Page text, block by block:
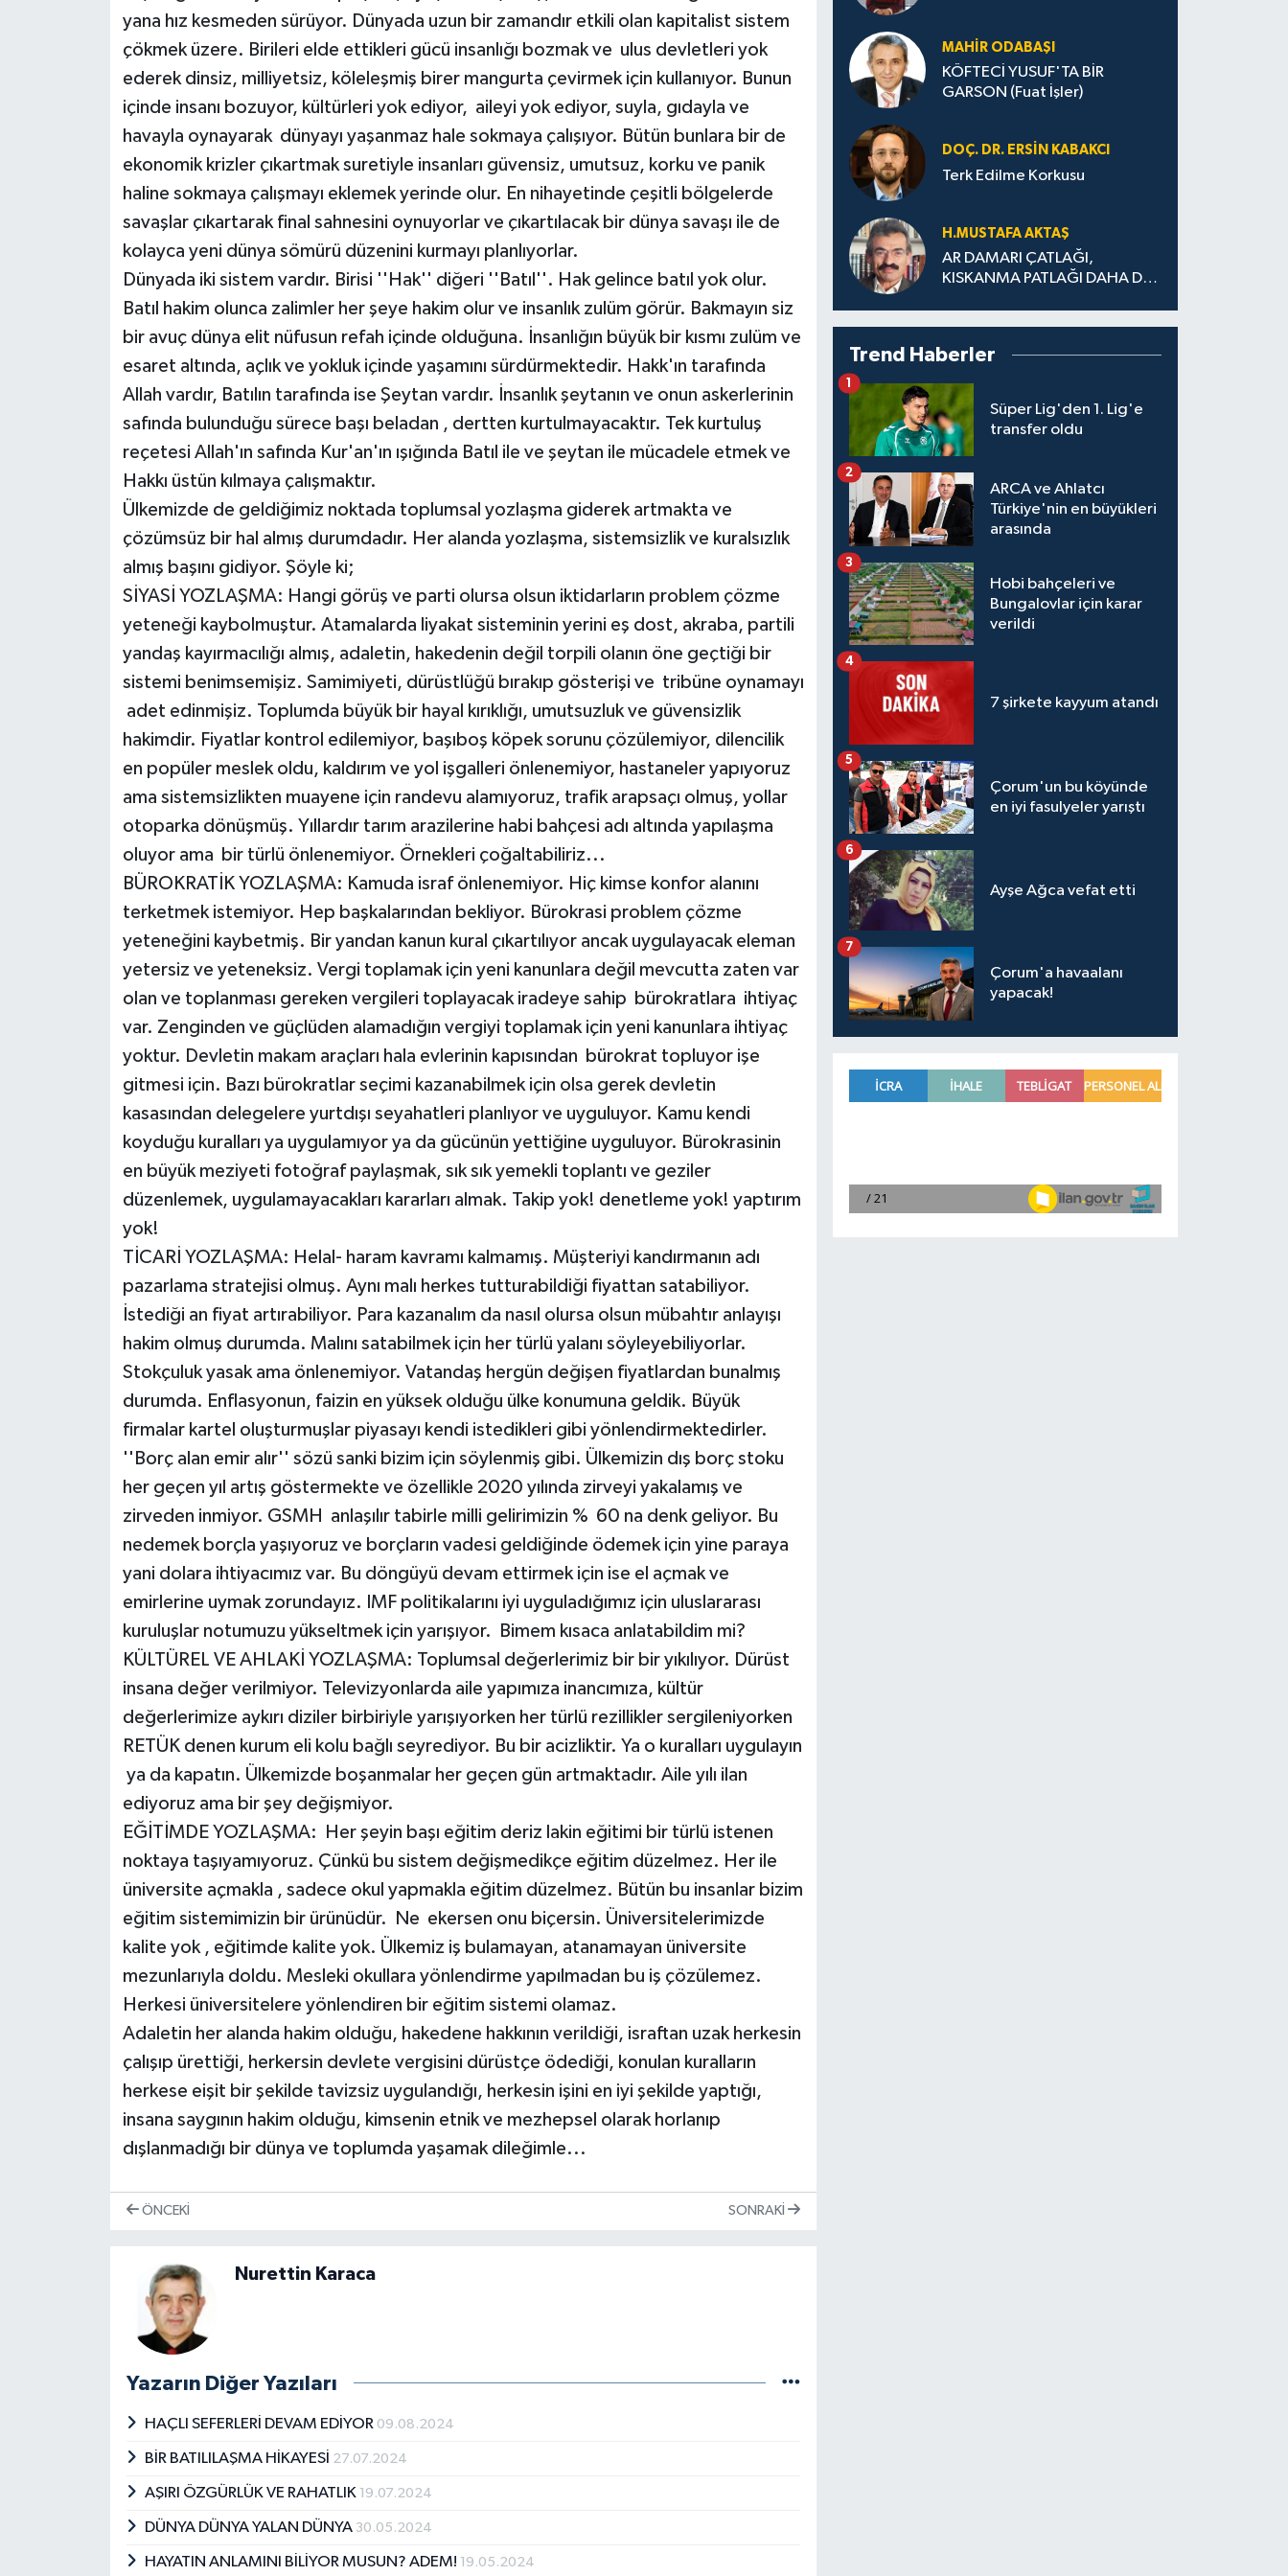
yana hız kesmeden sürüyor. Dünyada uzun bir zamandır etkili olan kapitalist sistem
çökmek üzere. Birileri elde ettikleri gücü insanlığı bozmak ve ulus devletleri yok
ederek dinsiz, milliyetsiz, köleleşmiş birer mangurta çevirmek için kullanıyor. Bunun
içinde insanı bozuyor, kültürleri yok ediyor, aileyi yok ediyor, suyla, gıdayla ve
havayla oynayarak dünyayı yaşanmaz hale sokmaya çalışıyor. Bütün bunlara bir de
ekonomik krizler çıkartmak suretiyle insanları güvensiz, umutsuz, korku ve panik
haline sokmaya çalışmayı eklemek yerinde olur. En nihayetinde çeşitli bölgelerde
savaşlar çıkartarak final sahnesini oynuyorlar ve çıkartılacak bir dünya savaşı ile de
kolayca yeni dünya sömürü düzenini kurmayı planlıyorlar.
Dünyada iki sistem vardır. Birisi ''Hak'' diğeri ''Batıl''. Hak gelince batıl yok olur.
Batıl hakim olunca zalimler her şeye hakim olur ve insanlık zulüm görür. Bakmayın siz
bir avuç dünya elit nüfusun refah içinde olduğuna. İnsanlığın büyük bir kısmı zulüm ve
esaret altında, açlık ve yokluk içinde yaşamını sürdürmektedir. Hakk'ın tarafında
Allah vardır, Batılın tarafında ise Şeytan vardır. İnsanlık şeytanın ve onun askerlerinin
safında bulunduğu sürece başı beladan , dertten kurtulmayacaktır. Tek kurtuluş
reçetesi Allah'ın safında Kur'an'ın ışığında Batıl ile ve şeytan ile mücadele etmek ve
Hakkı üstün kılmaya çalışmaktır.
Ülkemizde de geldiğimiz noktada toplumsal yozlaşma giderek artmakta ve
çözümsüz bir hal almış durumdadır. Her alanda yozlaşma, sistemsizlik ve kuralsızlık
almış başını gidiyor. Şöyle ki;
SİYASİ YOZLAŞMA: Hangi görüş ve parti olursa olsun iktidarların problem çözme
yeteneği kaybolmuştur. Atamalarda liyakat sisteminin yerini eş dost, akraba, partili
yandaş kayırmacılığı almış, adaletin, hakedenin değil torpili olanın öne geçtiği bir
sistemi benimsemişiz. Samimiyeti, dürüstlüğü bırakıp gösterişi ve tribüne oynamayı
adet edinmişiz. Toplumda büyük bir hayal kırıklığı, umutsuzluk ve güvensizlik
hakimdir. Fiyatlar kontrol edilemiyor, başıboş köpek sorunu çözülemiyor, dilencilik
en popüler meslek oldu, kaldırım ve yol işgalleri önlenemiyor, hastaneler yapıyoruz
ama sistemsizlikten muayene için randevu alamıyoruz, trafik arapsaçı olmuş, yollar
otoparka dönüşmüş. Yıllardır tarım arazilerine habi bahçesi adı altında yapılaşma
oluyor ama bir türlü önlenemiyor. Örnekleri çoğaltabiliriz...
BÜROKRATİK YOZLAŞMA: Kamuda israf önlenemiyor. Hiç kimse konfor alanını
terketmek istemiyor. Hep başkalarından bekliyor. Bürokrasi problem çözme
yeteneğini kaybetmiş. Bir yandan kanun kural çıkartılıyor ancak uygulayacak eleman
yetersiz ve yeteneksiz. Vergi toplamak için yeni kanunlara değil mevcutta zaten var
olan ve toplanması gereken vergileri toplayacak iradeye sahip bürokratlara ihtiyaç
var. Zenginden ve güçlüden alamadığın vergiyi toplamak için yeni kanunlara ihtiyaç
yoktur. Devletin makam araçları hala evlerinin kapısından bürokrat topluyor işe
gitmesi için. Bazı bürokratlar seçimi kazanabilmek için olsa gerek devletin
kasasından delegelere yurtdışı seyahatleri planlıyor ve uyguluyor. Kamu kendi
koyduğu kuralları ya uygulamıyor ya da gücünün yettiğine uyguluyor. Bürokrasinin
en büyük meziyeti fotoğraf paylaşmak, sık sık yemekli toplantı ve geziler
düzenlemek, uygulamayacakları kararları almak. Takip yok! denetleme yok! yaptırım
yok!
TİCARİ YOZLAŞMA: Helal- haram kavramı kalmamış. Müşteriyi kandırmanın adı
pazarlama stratejisi olmuş. Aynı malı herkes tutturabildiği fiyattan satabiliyor.
İstediği an fiyat artırabiliyor. Para kazanalım da nasıl olursa olsun mübahtır anlayışı
hakim olmuş durumda. Malını satabilmek için her türlü yalanı söyleyebiliyorlar.
Stokçuluk yasak ama önlenemiyor. Vatandaş hergün değişen fiyatlardan bunalmış
durumda. Enflasyonun, faizin en yüksek olduğu ülke konumuna geldik. Büyük
firmalar kartel oluşturmuşlar piyasayı kendi istedikleri gibi yönlendirmektedirler.
''Borç alan emir alır'' sözü sanki bizim için söylenmiş gibi. Ülkemizin dış borç stoku
her geçen yıl artış göstermekte ve özellikle 2020 yılında zirveyi yakalamış ve
zirveden inmiyor. GSMH anlaşılır tabirle milli gelirimizin % 60 na denk geliyor. Bu
nedemek borçla yaşıyoruz ve borçların vadesi geldiğinde ödemek için yine paraya
yani dolara ihtiyacımız var. Bu döngüyü devam ettirmek için ise el açmak ve
emirlerine uymak zorundayız. IMF politikalarını iyi uyguladığımız için uluslararası
kuruluşlar notumuzu yükseltmek için yarışıyor. Bimem kısaca anlatabildim mi?
KÜLTÜREL VE AHLAKİ YOZLAŞMA: Toplumsal değerlerimiz bir bir yıkılıyor. Dürüst
insana değer verilmiyor. Televizyonlarda aile yapımıza inancımıza, kültür
değerlerimize aykırı diziler birbiriyle yarışıyorken her türlü rezillikler sergileniyorken
RETÜK denen kurum eli kolu bağlı seyrediyor. Bu bir acizliktir. Ya o kuralları uygulayın
ya da kapatın. Ülkemizde boşanmalar her geçen gün artmaktadır. Aile yılı ilan
ediyoruz ama bir şey değişmiyor.
EĞİTİMDE YOZLAŞMA: Her şeyin başı eğitim deriz lakin eğitimi bir türlü istenen
noktaya taşıyamıyoruz. Çünkü bu sistem değişmedikçe eğitim düzelmez. Her ile
üniversite açmakla , sadece okul yapmakla eğitim düzelmez. Bütün bu insanlar bizim
eğitim sistemimizin bir ürünüdür. Ne ekersen onu biçersin. Üniversitelerimizde
kalite yok , eğitimde kalite yok. Ülkemiz iş bulamayan, atanamayan üniversite
mezunlarıyla doldu. Mesleki okullara yönlendirme yapılmadan bu iş çözülemez.
Herkesi üniversitelere yönlendiren bir eğitim sistemi olamaz.
Adaletin her alanda hakim olduğu, hakedene hakkının verildiği, israftan uzak herkesin
çalışıp ürettiği, herkersin devlete vergisini dürüstçe ödediği, konulan kuralların
herkese eişit bir şekilde tavizsiz uygulandığı, herkesin işini en iyi şekilde yaptığı,
insana saygının hakim olduğu, kimsenin etnik ve mezhepsel olarak horlanıp
dışlanmadığı bir dünya ve toplumda yaşamak dileğimle...
ÖNCEKI SONRAKI
Nurettin Karaca
Yazarın Diğer Yazıları
HAÇLI SEFERLERİ DEVAM EDİYOR 09.08.2024
BİR BATILILAŞMA HİKAYESİ 27.07.2024
AŞIRI ÖZGÜRLÜK VE RAHATLIK 19.07.2024
DÜNYA DÜNYA YALAN DÜNYA 30.05.2024
HAYATIN ANLAMINI BİLİYOR MUSUN? ADEM! 19.05.2024
MAHIR ODABAŞI
KÖFTECİ YUSUF'TA BİR
GARSON (Fuat İşler)
DOÇ. DR. ERSIN KABAKCI
Terk Edilme Korkusu
H.MUS­TA­FA AK­TAŞ
AR DAMARI ÇATLAĞI,
KISKANMA PATLAĞI DAHA DA
Trend Haberler
Süper Lig'den 1. Lig'e
transfer oldu
1
ARCA ve Ahlatcı
Türkiye'nin en büyükleri
arasında
2
Hobi bahçeleri ve
Bungalovlar için karar
verildi
3
7 şirkete kayyum atandı
4
Çorum'un bu köyünde
en iyi fasulyeler yarıştı
5
Ayşe Ağca vefat etti
6
Çorum'a havaalanı
yapacak!
7
OTOPARK
TEKNOLOJİ